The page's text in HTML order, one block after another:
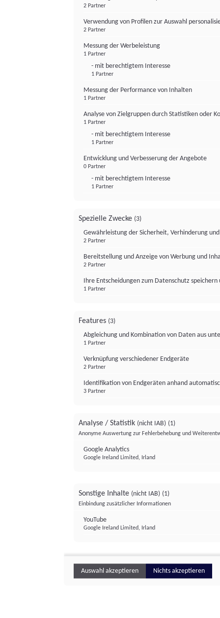
2 Partner
Verwendung von Profilen zur Auswahl
2 Partner
Messung der Werbeleistung
1 Partner
- mit berechtigtem Interesse
1 Partner
Messung der Performance von Inhalten
1 Partner
Analyse von Zielgruppen durch Statistiken oder
1 Partner
- mit berechtigtem Interesse
1 Partner
Entwicklung und Verbesserung der Angebote
0 Partner
- mit berechtigtem Interesse
1 Partner
Spezielle Zwecke (3)
Gewährleistung der Sicherheit, Verhinderung
2 Partner
Bereitstellung und Anzeige von Werbung und
2 Partner
Ihre Entscheidungen zum Datenschutz
1 Partner
Features (3)
Abgleichung und Kombination von Daten aus
1 Partner
Verknüpfung verschiedener Endgeräte
2 Partner
Identifikation von Endgeräten anhand
3 Partner
Analyse / Statistik (nicht IAB) (1)
Anonyme Auswertung zur Fehlerbehebung und
Google Analytics
Google Ireland Limited, Irland
Sonstige Inhalte (nicht IAB) (1)
Einbindung zusätzlicher Informationen
YouTube
Google Ireland Limited, Irland
Auswahl akzeptieren Nichts akzeptieren